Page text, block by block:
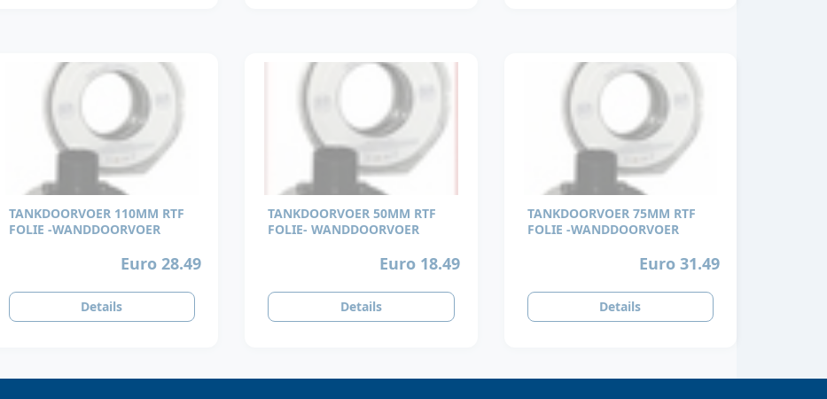
TANKDOORVOER 110MM RTF
FOLIE -WANDDOORVOER
Euro 28.49
Details
TANKDOORVOER 50MM RTF
FOLIE- WANDDOORVOER
Euro 18.49
Details
TANKDOORVOER 75MM RTF
FOLIE -WANDDOORVOER
Euro 31.49
Details